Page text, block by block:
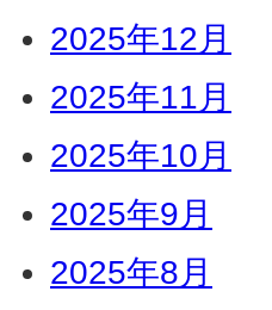
2025年12月
2025年11月
2025年10月
2025年9月
2025年8月